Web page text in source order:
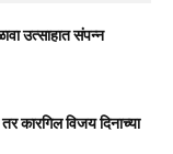
उत्साहात संपन्न
कारगिल विजय दिनाच्या